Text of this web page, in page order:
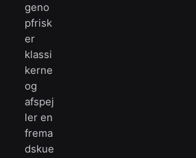
geno
pfrisk
er
klassi
kerne
og
afspej
ler en
frema
dskue